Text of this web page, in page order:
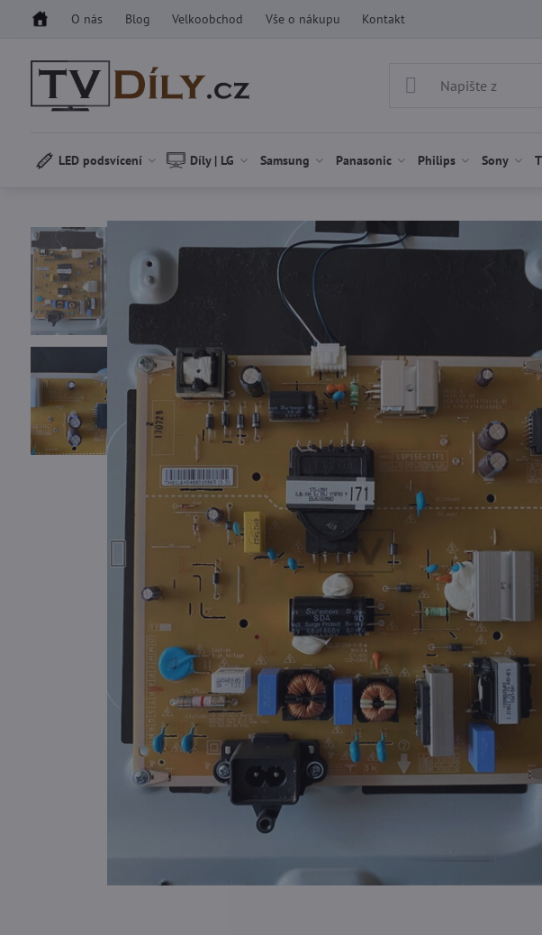
O nás Blog Velkoobchod Vše o nákupu Kontakt
LED podsvícení Díly | LG Samsung Panasonic Philips Sony